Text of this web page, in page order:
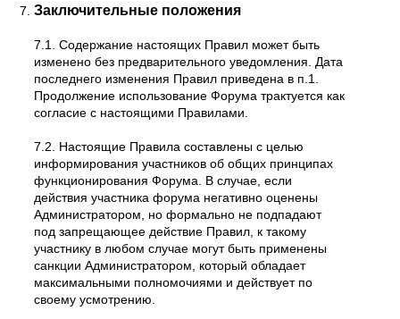
Заключительные положения
7.1. Содержание настоящих Правил может быть
изменено без предварительного уведомления. Дата
последнего изменения Правил приведена в п.1.
Продолжение использование Форума трактуется как
согласие с настоящими Правилами.
7.2. Настоящие Правила составлены с целью
информирования участников об общих принципах
функционирования Форума. В случае, если
действия участника форума негативно оценены
Администратором, но формально не подпадают
под запрещающее действие Правил, к такому
участнику в любом случае могут быть применены
санкции Администратором, который обладает
максимальными полномочиями и действует по
своему усмотрению.